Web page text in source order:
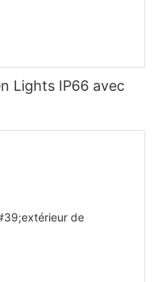
Lights IP66 avec